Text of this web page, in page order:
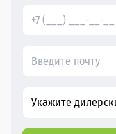
Укажите